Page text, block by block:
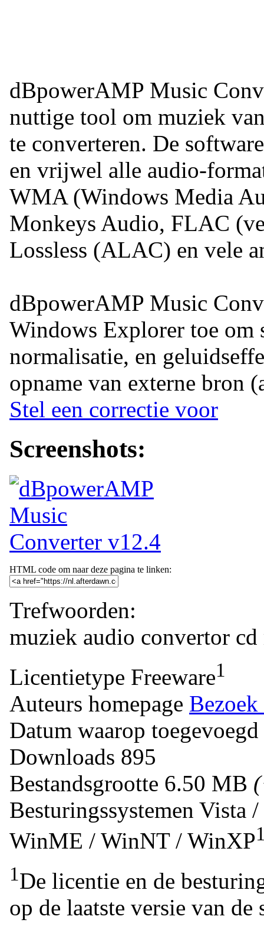
dBpowerAMP Music
nuttige tool om muziek
te converteren. De
en vrijwel alle audio-
WMA (Windows Media
Monkeys Audio, FLAC
Lossless (ALAC) en vele
dBpowerAMP Music
Windows Explorer toe om
normalisatie, en
opname van externe bron
Stel een correctie voor
Screenshots:
HTML code om naar deze pagina te linken:
Trefwoorden:
muziek audio convertor cd
Licentietype Freeware1
Auteurs homepage
Datum waarop toegevoegd
Downloads 895
Bestandsgrootte 6.50 MB
Besturingssystemen Vista
WinME / WinNT / WinXP
1De licentie en de
op de laatste versie van de